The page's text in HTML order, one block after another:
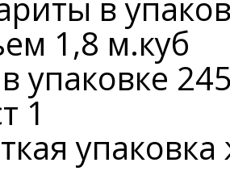
в
1,8 м.куб
упаковке
1